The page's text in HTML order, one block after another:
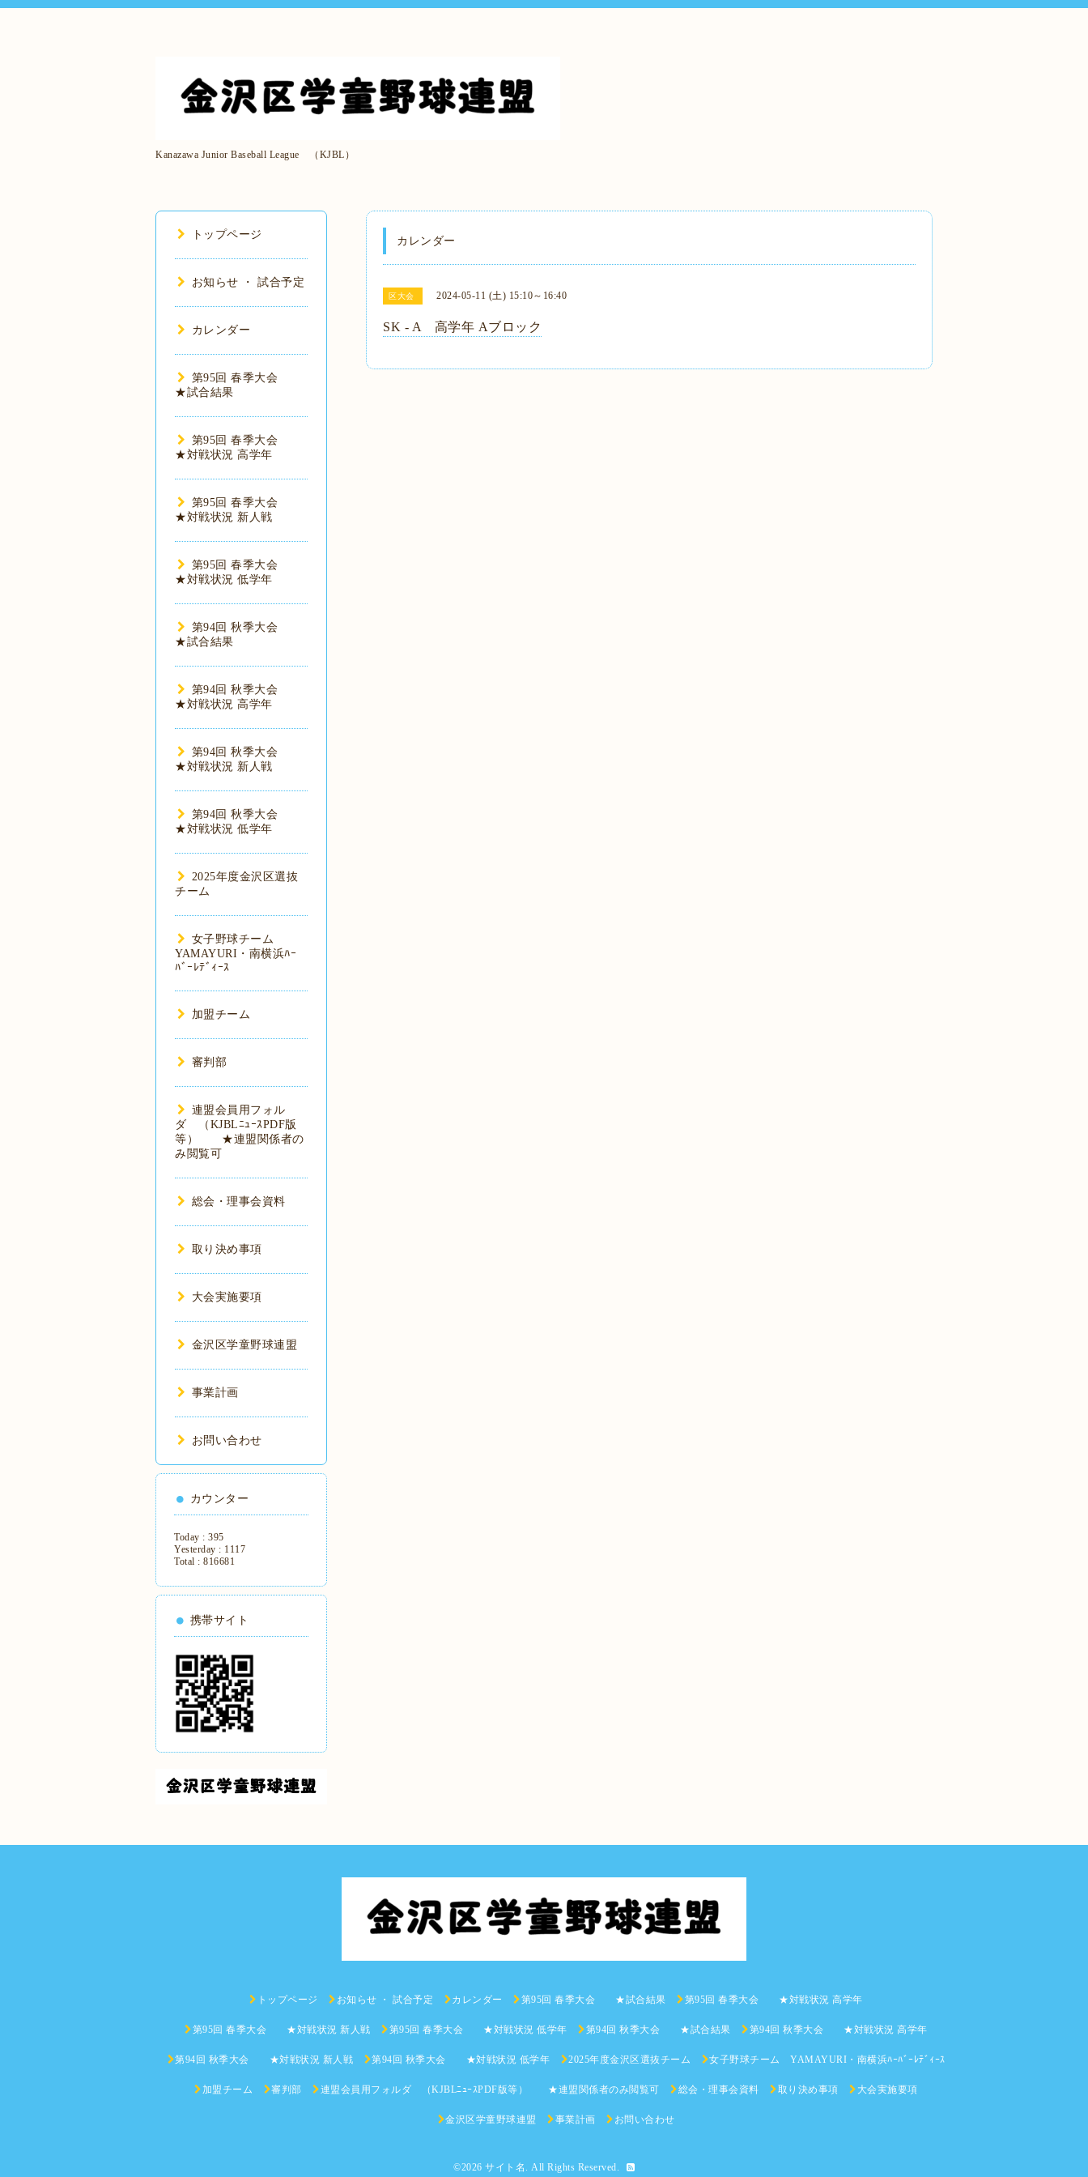
Kanazawa Junior Baseball League （KJBL）
カレンダー
区大会 2024-05-11 (土) 15:10～16:40
SK - A 高学年 Aブロック
トップページ
お知らせ ・ 試合予定
カレンダー
第95回 春季大会
★試合結果
第95回 春季大会
★対戦状況 高学年
第95回 春季大会
★対戦状況 新人戦
第95回 春季大会
★対戦状況 低学年
第94回 秋季大会
★試合結果
第94回 秋季大会
★対戦状況 高学年
第94回 秋季大会
★対戦状況 新人戦
第94回 秋季大会
★対戦状況 低学年
2025年度金沢区選抜
チーム
女子野球チーム
YAMAYURI・南横浜ﾊｰ
ﾊﾞｰﾚﾃﾞｨｰｽ
加盟チーム
審判部
連盟会員用フォル
ダ （KJBLﾆｭｰｽPDF版
等） ★連盟関係者の
み閲覧可
総会・理事会資料
取り決め事項
大会実施要項
金沢区学童野球連盟
事業計画
お問い合わせ
カウンター
Today : 395
Yesterday : 1117
Total : 816681
携帯サイト
トップページ お知らせ ・ 試合予定 カレンダー 第95回 春季大会 ★試合結果 第95回 春季大会 ★対戦状況 高学年
第95回 春季大会 ★対戦状況 新人戦 第95回 春季大会 ★対戦状況 低学年 第94回 秋季大会 ★試合結果 第94回 秋季大会 ★対戦状況 高学年
第94回 秋季大会 ★対戦状況 新人戦 第94回 秋季大会 ★対戦状況 低学年 2025年度金沢区選抜チーム 女子野球チーム YAMAYURI・南横浜ﾊｰﾊﾞｰﾚﾃﾞｨｰｽ
加盟チーム 審判部 連盟会員用フォルダ （KJBLﾆｭｰｽPDF版等） ★連盟関係者のみ閲覧可 総会・理事会資料 取り決め事項 大会実施要項
金沢区学童野球連盟 事業計画 お問い合わせ
©2026 サイト名 . All Rights Reserved.